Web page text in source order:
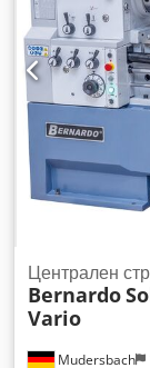
помощта на
конструкция,
Голям отвор за
заден
процес на
лост
Mudersbach
Централен
Bernardo
Vario